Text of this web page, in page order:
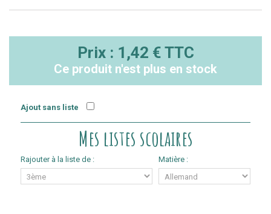
Prix : 1,42 € TTC
Ce produit n'est plus en stock
Ajout sans liste
Mes listes scolaires
Rajouter à la liste de : Matière :